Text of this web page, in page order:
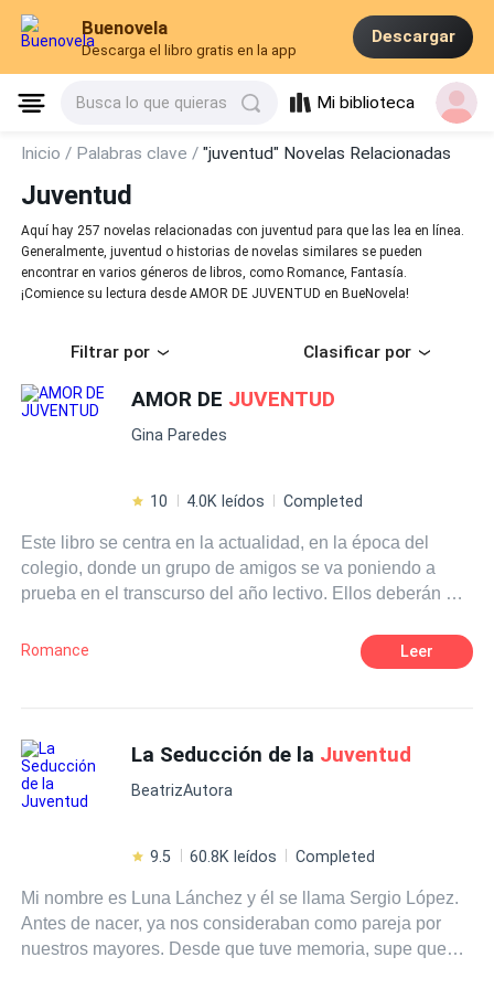
Buenovela
Descarga el libro gratis en la app
Descargar
Busca lo que quieras Mi biblioteca
Inicio / Palabras clave /"juventud" Novelas Relacionadas
Juventud
Aquí hay 257 novelas relacionadas con juventud para que las lea en línea.
Generalmente, juventud o historias de novelas similares se pueden
encontrar en varios géneros de libros, como Romance, Fantasía.
¡Comience su lectura desde AMOR DE JUVENTUD en BueNovela!
Filtrar por Clasificar por
AMOR DE JUVENTUD
Gina Paredes
10 4.0K leídos Completed
Este libro se centra en la actualidad, en la época del
colegio, donde un grupo de amigos se va poniendo a
prueba en el transcurso del año lectivo. Ellos deberán de
violación. Gia Matteo, tiene su primera experiencia
traumática, al perder su virginidad mientras la violan y el
cuenta quiénes son sus amigos y quiénes no. Por el otro
lado, están las intrigas de un grupo de desconocidas,
quienes, por medio de engaños, logran debilitar la
de cómo todos ellos, deben de superar pruebas difíciles y
Romance Leer
La Seducción de la Juventud
BeatrizAutora
9.5 60.8K leídos Completed
Mi nombre es Luna Lánchez y él se llama Sergio López.
Antes de nacer, ya nos consideraban como pareja por
nuestros mayores. Desde que tuve memoria, supe que